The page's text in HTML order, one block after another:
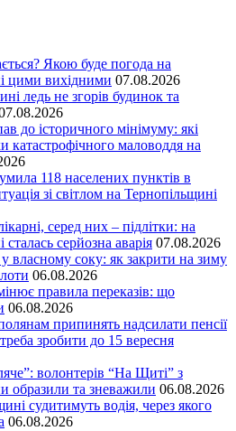
Якою буде погода на
цими вихідними 07.08.2026
ледь не згорів будинок та
до історичного мінімуму: які
катастрофічного маловоддя на
118 населених пунктів в
зі світлом на Тернопільщині
серед них – підлітки: на
серйозна аварія 07.08.2026
власному соку: як закрити на зиму
06.08.2026
правила переказів: що
06.08.2026
припинять надсилати пенсії
зробити до 15 вересня
волонтерів “На Щиті” з
образили та зневажили 06.08.2026
судитимуть водія, через якого
06.08.2026